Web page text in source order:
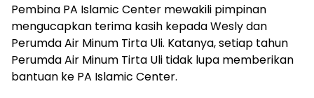
Pembina PA Islamic Center mewakili pimpinan
mengucapkan terima kasih kepada Wesly dan
Perumda Air Minum Tirta Uli. Katanya, setiap tahun
Perumda Air Minum Tirta Uli tidak lupa memberikan
bantuan ke PA Islamic Center.